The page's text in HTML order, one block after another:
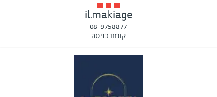
il.makiage
08-9758877
קומת כניסה